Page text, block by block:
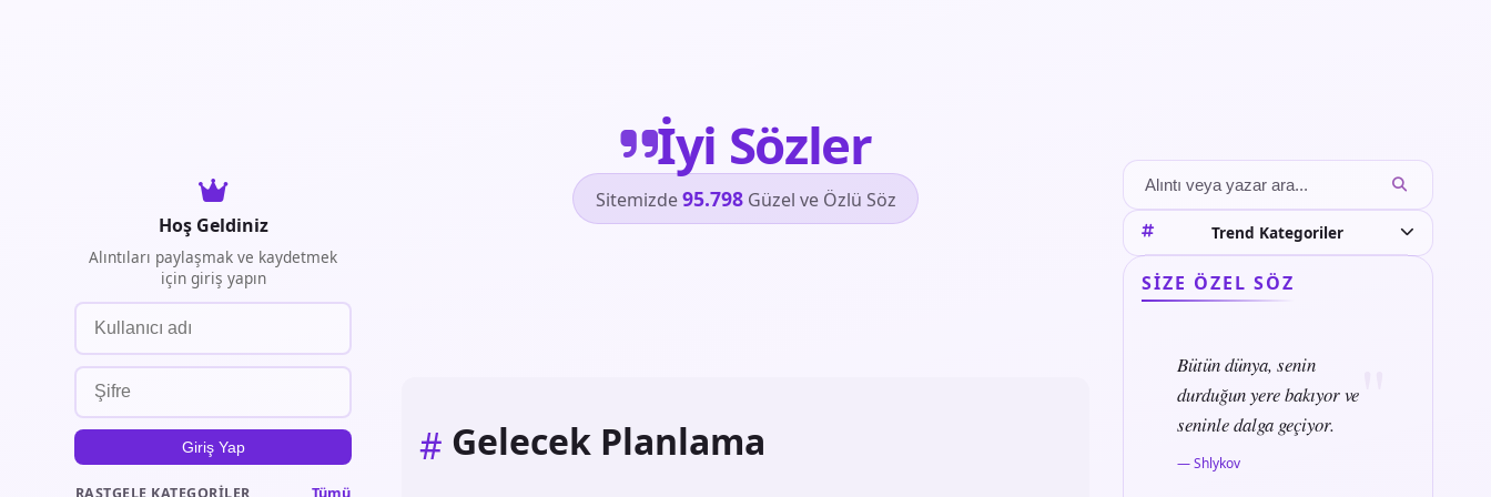
İyi Sözler
Sitemizde95.798Güzel ve Özlü Söz
Hoş Geldiniz
Alıntıları paylaşmak ve kaydetmek
için giriş yapın
Giriş Yap
Tümü
# Gelecek Planlama
Trend Kategoriler
SIZE ÖZEL SÖZ
Bütün dünya, senin
durduğun yere bakıyor ve
seninle dalga geçiyor.
— Shlykov